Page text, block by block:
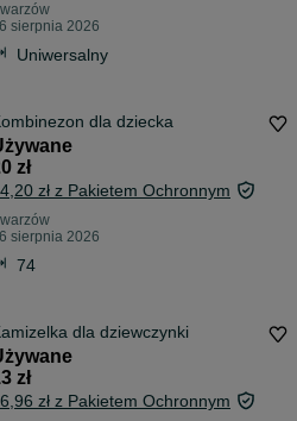
sierpnia 2026
Uniwersalny
dla dziecka
zł
zł z Pakietem Ochronnym
sierpnia 2026
74
dla dziewczynki
zł
zł z Pakietem Ochronnym